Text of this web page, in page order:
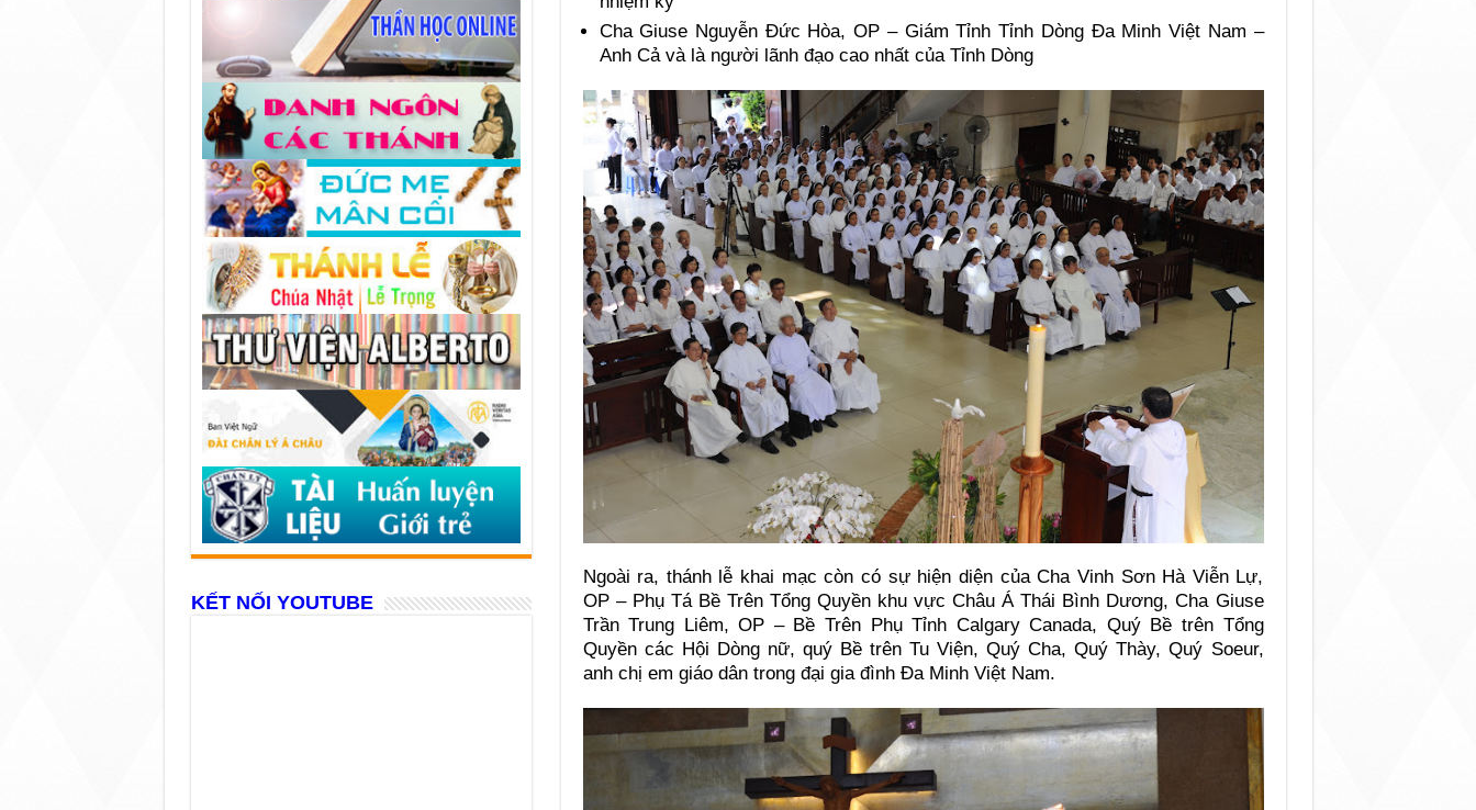
Cha Giuse Nguyễn Đức Hòa, OP – Giám Tỉnh Tỉnh Dòng Đa Minh Việt Nam –
Anh Cả và là người lãnh đạo cao nhất của Tỉnh Dòng
Ngoài ra, thánh lễ khai mạc còn có sự hiện diện của Cha Vinh Sơn Hà Viễn Lự,
OP – Phụ Tá Bề Trên Tổng Quyền khu vực Châu Á Thái Bình Dương, Cha Giuse
Trần Trung Liêm, OP – Bề Trên Phụ Tỉnh Calgary Canada, Quý Bề trên Tổng
Quyền các Hội Dòng nữ, quý Bề trên Tu Viện, Quý Cha, Quý Thày, Quý Soeur,
anh chị em giáo dân trong đại gia đình Đa Minh Việt Nam.
KẾT NỐI YOUTUBE